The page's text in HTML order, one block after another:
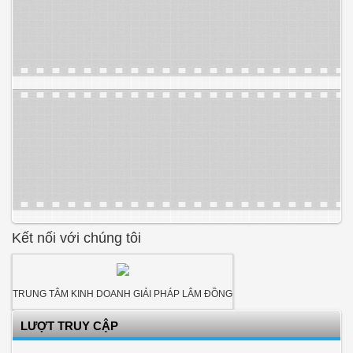
Kết nối với chúng tôi
TRUNG TÂM KINH DOANH GIẢI PHÁP LÂM ĐỒNG
LƯỢT TRUY CẬP